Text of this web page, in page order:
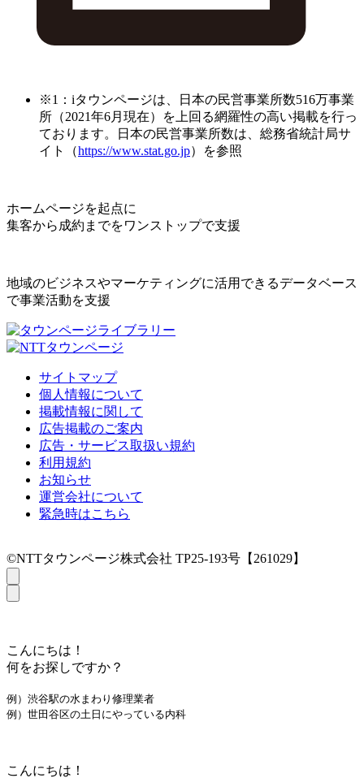
※1：iタウンページは、日本の民営事業所数516万事業
所（2021年6月現在）を上回る網羅性の高い掲載を行っ
ております。日本の民営事業所数は、総務省統計局サ
イト（https://www.stat.go.jp）を参照
ホームページを起点に
集客から成約までをワンストップで支援
地域のビジネスやマーケティングに活用できるデータベース
で事業活動を支援
サイトマップ
個人情報について
掲載情報に関して
広告掲載のご案内
広告・サービス取扱い規約
利用規約
お知らせ
運営会社について
緊急時はこちら
©NTTタウンページ株式会社 TP25-193号【261029】
こんにちは！
何をお探しですか？
例）渋谷駅の水まわり修理業者
例）世田谷区の土日にやっている内科
こんにちは！